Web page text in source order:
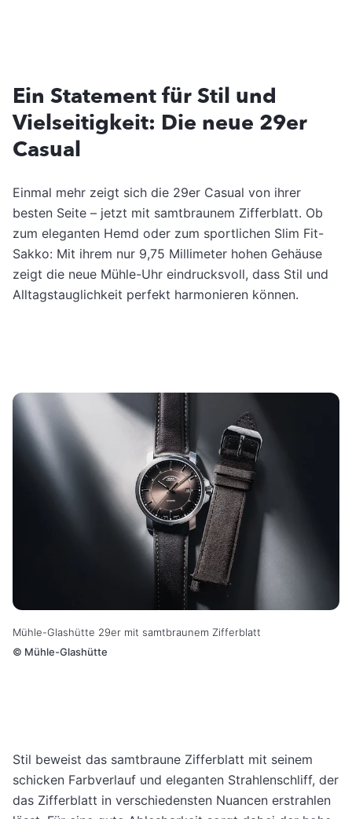
Ein Statement für Stil und
Vielseitigkeit: Die neue 29er
Casual
Einmal mehr zeigt sich die 29er Casual von ihrer
besten Seite – jetzt mit samtbraunem Zifferblatt. Ob
zum eleganten Hemd oder zum sportlichen Slim Fit-
Sakko: Mit ihrem nur 9,75 Millimeter hohen Gehäuse
zeigt die neue Mühle-Uhr eindrucksvoll, dass Stil und
Alltagstauglichkeit perfekt harmonieren können.
Mühle-Glashütte 29er mit samtbraunem Zifferblatt
© Mühle-Glashütte
Stil beweist das samtbraune Zifferblatt mit seinem
schicken Farbverlauf und eleganten Strahlenschliff, der
das Zifferblatt in verschiedensten Nuancen erstrahlen